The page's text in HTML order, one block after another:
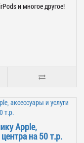
и многое другое!
Apple,
на 50 т.р.